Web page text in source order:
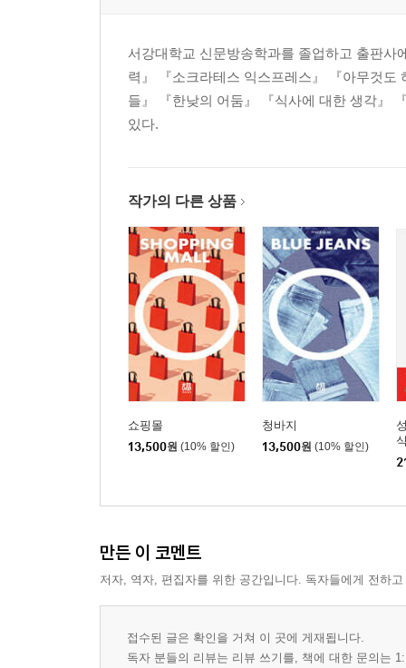
서강대학교 신문방송학과를 졸업하고 출판
력』 『소크라테스 익스프레스』 『아무것
들』 『한낮의 어둠』 『식사에 대한 생각』
있다.
작가의 다른 상품
쇼핑몰
13,500원 (10% 할인)
청바지
13,500원 (10% 할인)
만든 이 코멘트
저자, 역자, 편집자를 위한 공간입니다. 독자들에게 전하
접수된 글은 확인을 거쳐 이 곳에 게재됩니다.
독자 분들의 리뷰는 리뷰 쓰기를, 책에 대한 문의는